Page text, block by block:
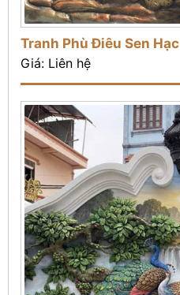
Tranh Phù Điêu Sen Hạc
Giá: Liên hệ